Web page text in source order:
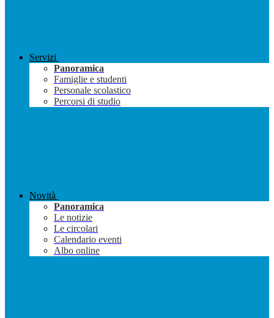
Servizi
Panoramica
Famiglie e studenti
Personale scolastico
Percorsi di studio
Novità
Panoramica
Le notizie
Le circolari
Calendario eventi
Albo online